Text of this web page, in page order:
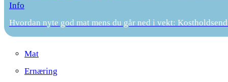
Info
Hvordan nyte god mat mens du går ned i vekt:
Mat
Ernæring